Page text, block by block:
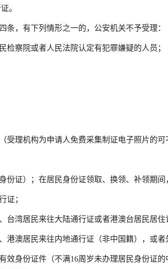
。
，有下列情形之一的，公安机关不予受理：
检察院或者人民法院认定有犯罪嫌疑的人员；
受理机构为申请人免费采集制证电子照片的可
份证）；在居民身份证领取、换领、补领期间
证；
台湾居民来往大陆通行证或者港澳台居民居住
港澳居民来往内地通行证（非中国籍），或者
效身份证件（不满16周岁未办理居民身份证的